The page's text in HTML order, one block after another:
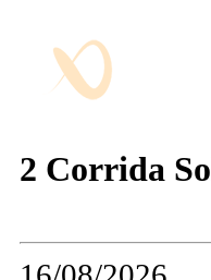
2 Corrida